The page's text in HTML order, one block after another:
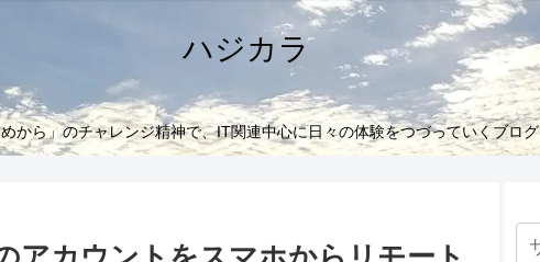
ハジカラ
から」のチャレンジ精神で、IT関連中心に日々の体験をつづっていくブログ